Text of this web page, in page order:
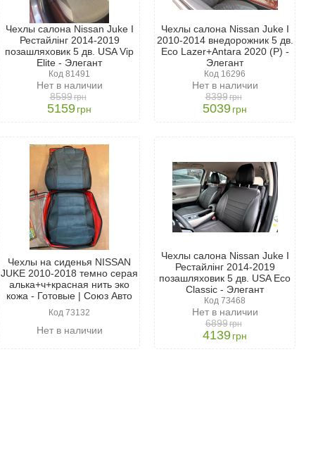
Чехлы салона Nissan Juke І
Рестайлінг 2014-2019
позашляховик 5 дв. USA Vip
Elite - Элегант
Код 81491
Нет в наличии
8599грн
5159грн
Чехлы салона Nissan Juke І
2010-2014 внедорожник 5 дв.
Eco Lazer+Antara 2020 (P) -
Элегант
Код 16296
Нет в наличии
8399грн
5039грн
Чехлы на сиденья NISSAN
JUKE 2010-2018 темно серая
алька+ч+красная нить эко
кожа - Готовые | Союз Авто
Код 73132
Нет в наличии
Чехлы салона Nissan Juke І
Рестайлінг 2014-2019
позашляховик 5 дв. USA Eco
Classic - Элегант
Код 73468
Нет в наличии
6899грн
4139грн